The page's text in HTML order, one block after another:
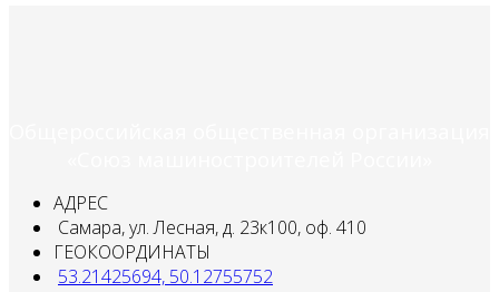
АДРЕС
Самара, ул. Лесная, д. 23к100, оф. 410
ГЕОКООРДИНАТЫ
53.21425694, 50.12755752